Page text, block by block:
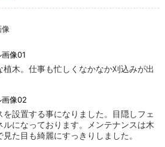
木。仕事も忙しくなかなか刈込みが出
設置する事になりました。目隠しフェ
ルになっております。メンテナンスは木
た目も綺麗にすっきりしました。